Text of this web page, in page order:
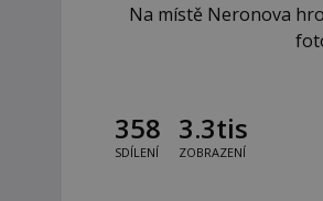
Na místě Neronova
358
SDÍLENÍ
3.3tis
ZOBRAZENÍ